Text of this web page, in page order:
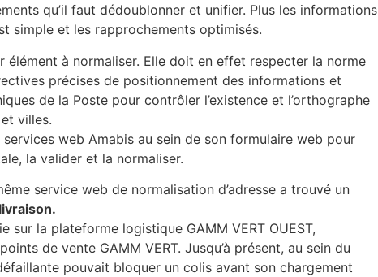
qu’il faut dédoublonner et unifier. Plus les informations
simple et les rapprochements optimisés.
élément à normaliser. Elle doit en effet respecter la norme
précises de positionnement des informations et
de la Poste pour contrôler l’existence et l’orthographe
villes.
services web Amabis au sein de son formulaire web pour
la valider et la normaliser.
service web de normalisation d’adresse a trouvé un
sur la plateforme logistique GAMM VERT OUEST,
de vente GAMM VERT. Jusqu’à présent, au sein du
pouvait bloquer un colis avant son chargement